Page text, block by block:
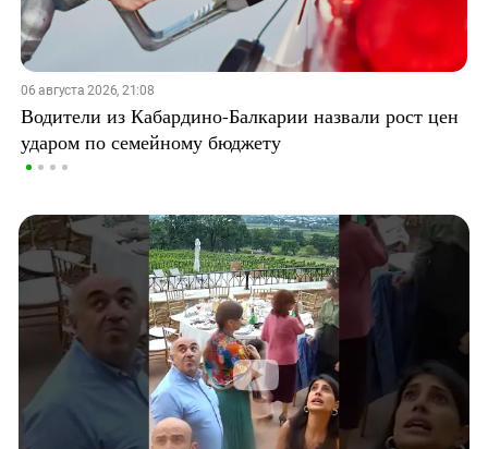
06 августа 2026, 21:08
Водители из Кабардино-Балкарии назвали рост цен
ударом по семейному бюджету